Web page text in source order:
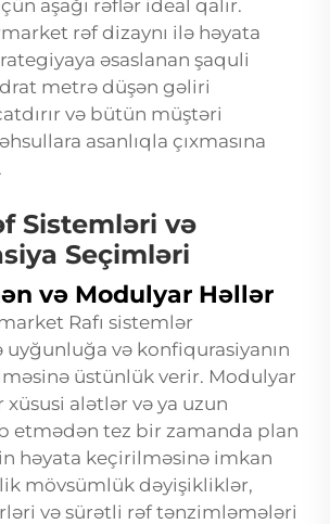
aşağı rəflər ideal qalır.
rəf dizaynı ilə həyata
əsaslanan şaquli
metrə düşən gəliri
və bütün müştəri
asanlıqla çıxmasına
Sistemləri və
Seçimləri
və Modulyar Həllər
Rafı sistemlər
və konfiqurasiyanın
üstünlük verir. Modulyar
alətlər və ya uzun
etmədən tez bir zamanda plan
həyata keçirilməsinə imkan
mövsümlük dəyişikliklər,
və sürətli rəf tənzimləmələri